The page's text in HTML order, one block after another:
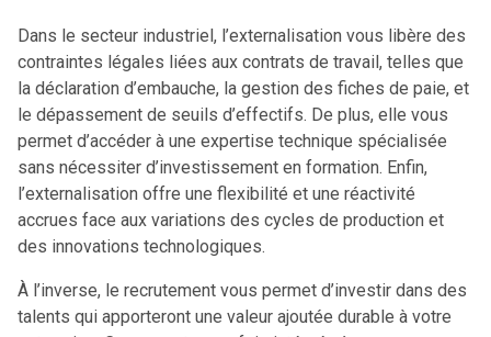
Dans le secteur industriel, l’externalisation vous libère des
contraintes légales liées aux contrats de travail, telles que
la déclaration d’embauche, la gestion des fiches de paie, et
le dépassement de seuils d’effectifs. De plus, elle vous
permet d’accéder à une expertise technique spécialisée
sans nécessiter d’investissement en formation. Enfin,
l’externalisation offre une flexibilité et une réactivité
accrues face aux variations des cycles de production et
des innovations technologiques.
À l’inverse, le recrutement vous permet d’investir dans des
talents qui apporteront une valeur ajoutée durable à votre